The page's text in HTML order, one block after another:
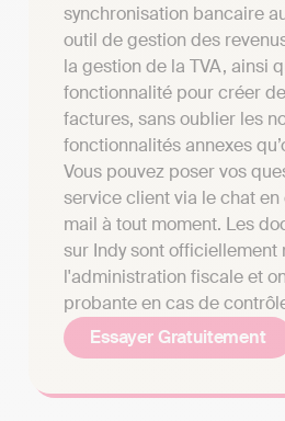
synchronisation bancaire
outil de gestion des
la gestion de la TVA, ainsi
fonctionnalité pour créer
factures, sans oublier les
fonctionnalités annexes
Vous pouvez poser vos
service client via le chat
mail à tout moment. Les
sur Indy sont officiellement
l'administration fiscale et
probante en cas de
Essayer Gratuitement